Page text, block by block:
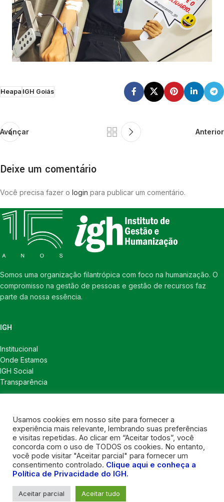
Heapa IGH Goiás
Avançar Anterior
Deixe um comentário
Você precisa fazer o login para publicar um comentário.
Somos uma organização filantrópica com foco na humanização. O
compromisso na gestão de pessoas e gestão de recursos faz
parte da nossa essência.
IGH
Institucional
Onde Estamos
IGH Social
Transparência
Notícias
Política de Privacidade
CONTATOS
Contatos
Contatos para imprensa
Nosso instagram
Usamos cookies em nosso site para fornecer a
experiência mais relevante, lembrando suas preferências
e visitas repetidas. Ao clicar em “Aceitar todos”, você
concorda com o uso de TODOS os cookies. No entanto,
você pode visitar "Aceitar parcial" para fornecer um
consentimento controlado. Clique aqui e conheça a
Política de Privacidade do IGH.
Aceitar parcial Aceitar tudo